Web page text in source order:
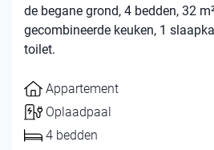
de begane grond, 4 bedden, 32
gecombineerde keuken, 1
toilet.
Appartement
Oplaadpaal
4 bedden